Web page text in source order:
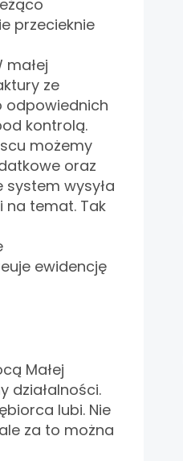
przecieknie
małej
ze
odpowiednich
kontrolą.
możemy
oraz
system wysyła
na temat. Tak
ewidencję
Małej
działalności.
lubi. Nie
za to można